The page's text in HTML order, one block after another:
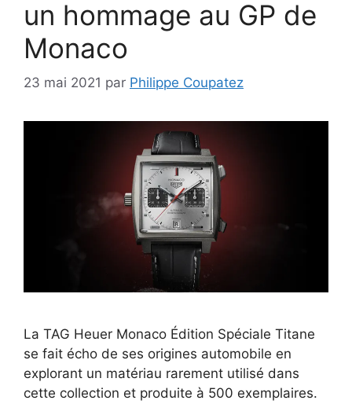
un hommage au GP de
Monaco
23 mai 2021 par Philippe Coupatez
La TAG Heuer Monaco Édition Spéciale Titane
se fait écho de ses origines automobile en
explorant un matériau rarement utilisé dans
cette collection et produite à 500 exemplaires.